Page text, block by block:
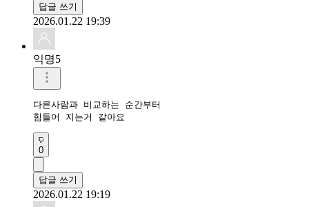
답글 쓰기
2026.01.22 19:39
익명5
다른사람과 비교하는 순간부터
힘들어 지는거 같아요
0
답글 쓰기
2026.01.22 19:19